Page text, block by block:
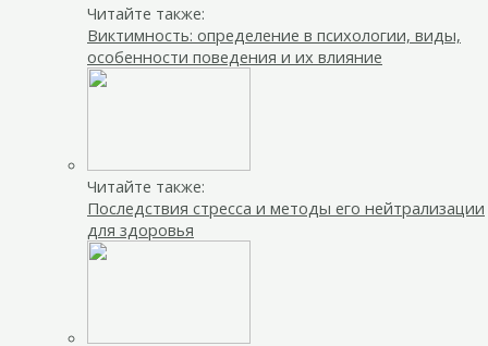
Читайте также:
Виктимность: определение в психологии, виды,
особенности поведения и их влияние
Читайте также:
Последствия стресса и методы его нейтрализации
для здоровья